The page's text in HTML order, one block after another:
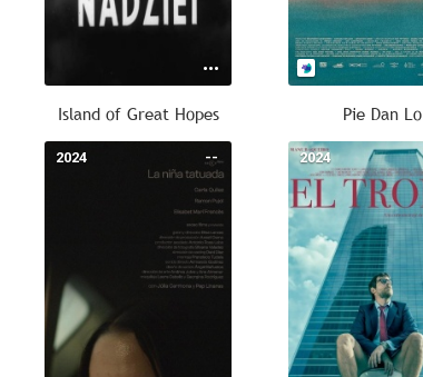
Island of Great Hopes Pie Dan Lo
--
2024 2024